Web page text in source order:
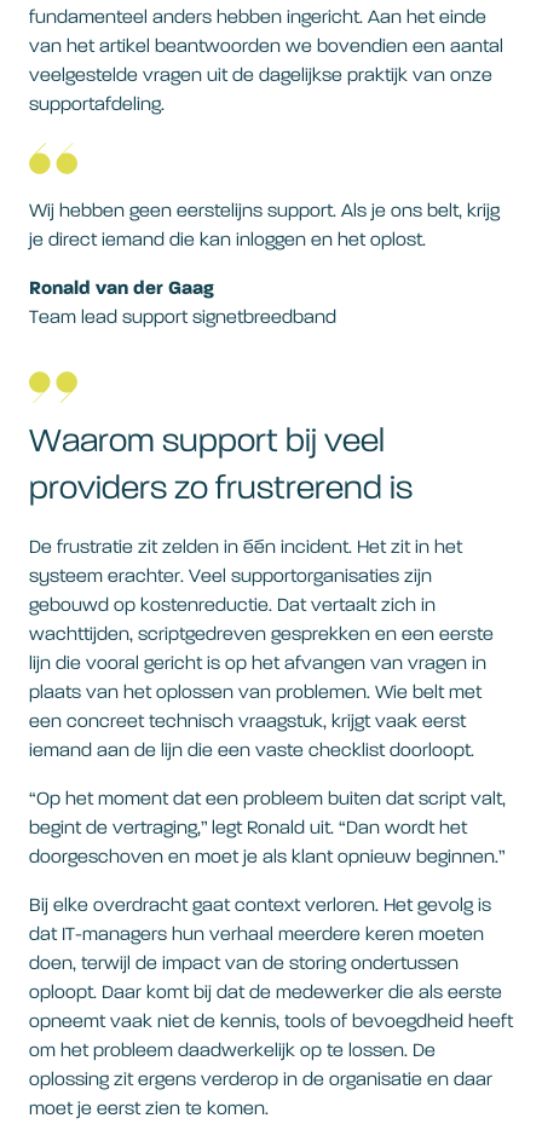
fundamenteel anders hebben ingericht. Aan het einde
van het artikel beantwoorden we bovendien een aantal
veelgestelde vragen uit de dagelijkse praktijk van onze
supportafdeling.
Wij hebben geen eerstelijns support. Als je ons belt, krijg
je direct iemand die kan inloggen en het oplost.
Ronald van der Gaag
Team lead support signetbreedband
Waarom support bij veel
providers zo frustrerend is
De frustratie zit zelden in één incident. Het zit in het
systeem erachter. Veel supportorganisaties zijn
gebouwd op kostenreductie. Dat vertaalt zich in
wachttijden, scriptgedreven gesprekken en een eerste
lijn die vooral gericht is op het afvangen van vragen in
plaats van het oplossen van problemen. Wie belt met
een concreet technisch vraagstuk, krijgt vaak eerst
iemand aan de lijn die een vaste checklist doorloopt.
“Op het moment dat een probleem buiten dat script valt,
begint de vertraging,” legt Ronald uit. “Dan wordt het
doorgeschoven en moet je als klant opnieuw beginnen.”
Bij elke overdracht gaat context verloren. Het gevolg is
dat IT-managers hun verhaal meerdere keren moeten
doen, terwijl de impact van de storing ondertussen
oploopt. Daar komt bij dat de medewerker die als eerste
opneemt vaak niet de kennis, tools of bevoegdheid heeft
om het probleem daadwerkelijk op te lossen. De
oplossing zit ergens verderop in de organisatie en daar
moet je eerst zien te komen.